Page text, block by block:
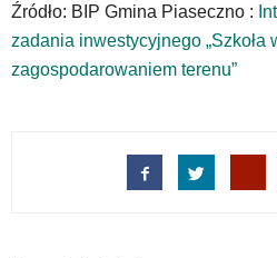
szybko
przechodzić
do
Źródło: BIP Gmina Piaseczno :
zadania inwestycyjnego „Szkoła
zagospodarowaniem terenu”